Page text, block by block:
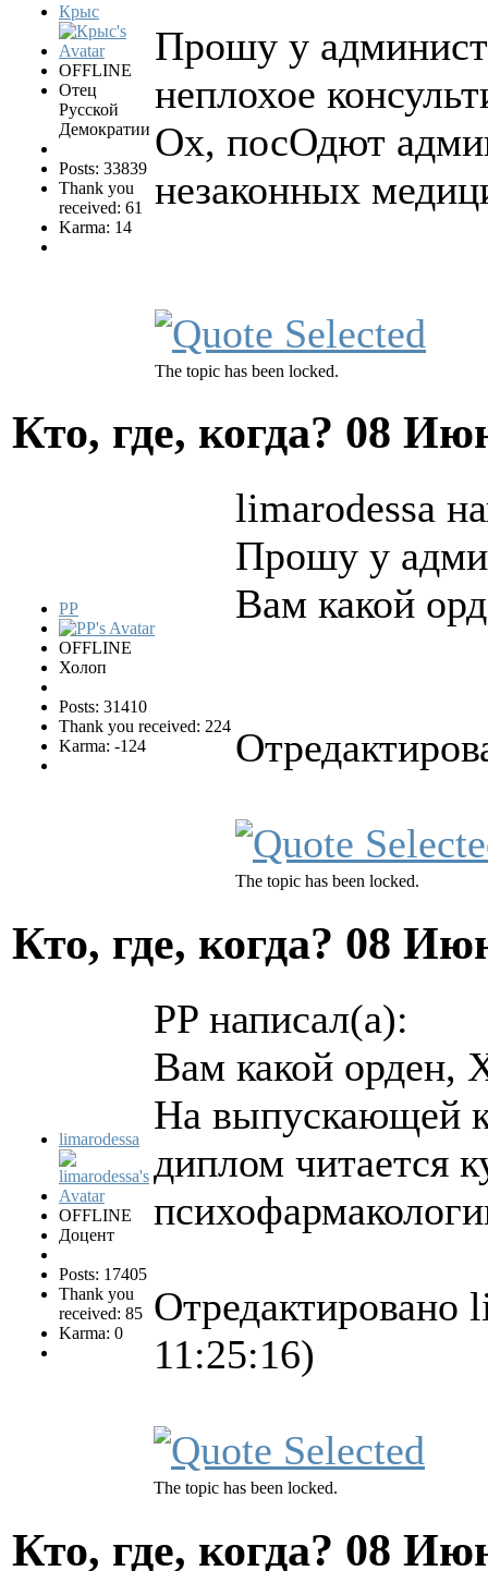
Крыс
OFFLINE
Отец
Русской
Демократии
Posts: 33839
Thank you
received: 61
Karma: 14
Прошу у
неплохое
Ох, посОдют
незаконных
The topic has been locked.
Кто, где, когда? 08
PP
OFFLINE
Холоп
Posts: 31410
Thank you received: 224
Karma: -124
limarodessa
Прошу у
Вам какой
The topic has been locked.
Кто, где, когда? 08
limarodessa
OFFLINE
Доцент
Posts: 17405
Thank you
received: 85
Karma: 0
PP написал(а):
Вам какой орден,
На выпускающей
диплом читается
Отредактировано
11:25:16)
The topic has been locked.
Кто, где, когда? 08